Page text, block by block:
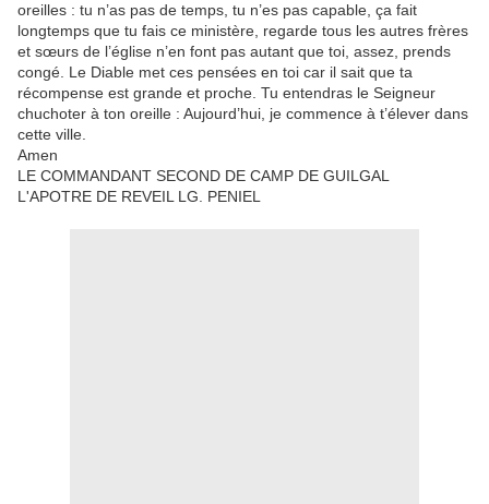
oreilles : tu n’as pas de temps, tu n’es pas capable, ça fait
longtemps que tu fais ce ministère, regarde tous les autres frères
et sœurs de l’église n’en font pas autant que toi, assez, prends
congé. Le Diable met ces pensées en toi car il sait que ta
récompense est grande et proche. Tu entendras le Seigneur
chuchoter à ton oreille : Aujourd’hui, je commence à t’élever dans
cette ville.
Amen
LE COMMANDANT SECOND DE CAMP DE GUILGAL
L'APOTRE DE REVEIL LG. PENIEL